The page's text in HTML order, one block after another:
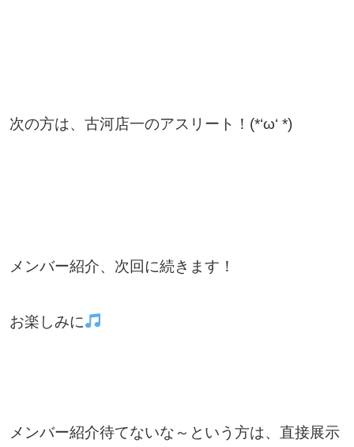
次の方は、古河店一のアスリート！(*‘ω‘ *)
メンバー紹介、次回に続きます！
お楽しみに
メンバー紹介待てないな～という方は、直接展示